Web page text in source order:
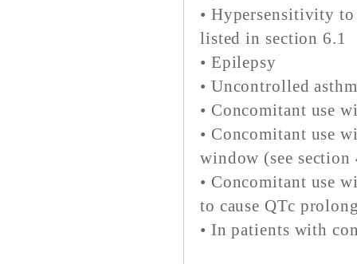
• Hypersensitivity
listed in section 6.1
• Epilepsy
• Uncontrolled
• Concomitant use
• Concomitant use
window (see section
• Concomitant use
to cause QTc
• In patients with